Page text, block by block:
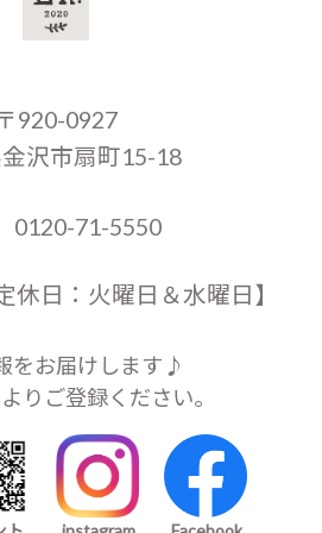
920-0927
沢市扇町15-18
0120-71-5550
休日：火曜日＆水曜日】
をお届けします♪
りご登録ください。